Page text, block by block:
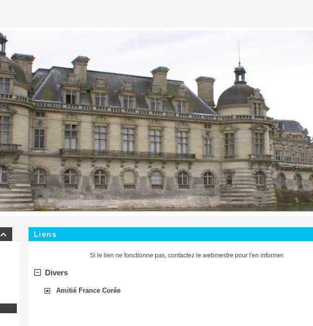
 Liens
Si le lien ne fonctionne pas, contactez le webmestre pour l'en informer.
Divers
Amitié France Corée